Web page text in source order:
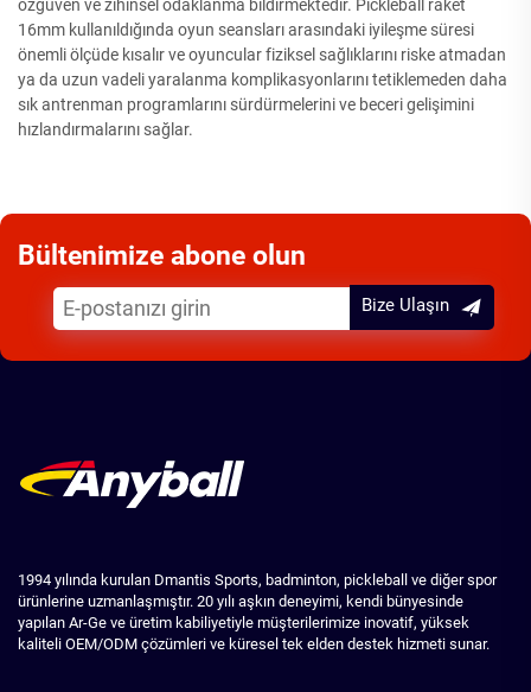
özgüven ve zihinsel odaklanma bildirmektedir. Pickleball raket
16mm kullanıldığında oyun seansları arasındaki iyileşme süresi
önemli ölçüde kısalır ve oyuncular fiziksel sağlıklarını riske atmadan
ya da uzun vadeli yaralanma komplikasyonlarını tetiklemeden daha
sık antrenman programlarını sürdürmelerini ve beceri gelişimini
hızlandırmalarını sağlar.
Bültenimize abone olun
Bize Ulaşın
1994 yılında kurulan Dmantis Sports, badminton, pickleball ve diğer spor
ürünlerine uzmanlaşmıştır. 20 yılı aşkın deneyimi, kendi bünyesinde
yapılan Ar-Ge ve üretim kabiliyetiyle müşterilerimize inovatif, yüksek
kaliteli OEM/ODM çözümleri ve küresel tek elden destek hizmeti sunar.